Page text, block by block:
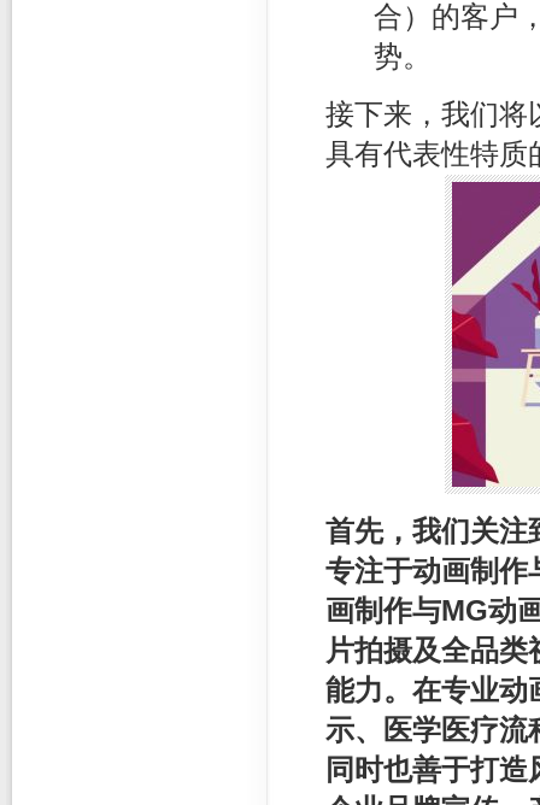
合）的客户
势。
接下来，我们将
具有代表性特质
首先，我们关注
专注于动画制作
画制作与MG动
片拍摄及全品
能力。在专业动
示、医学医疗流
同时也善于打